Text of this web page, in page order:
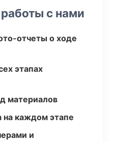
с нами
отчеты о ходе
этапах
материалов
на каждом этапе
и